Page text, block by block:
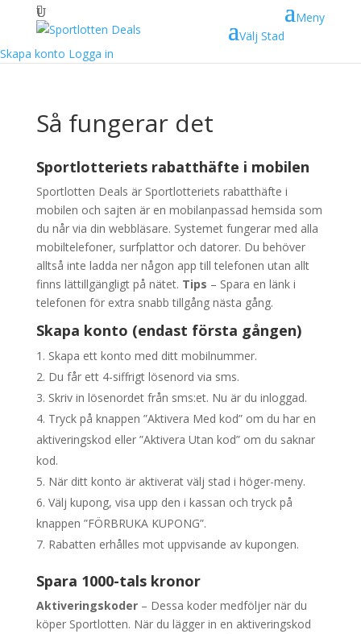
Meny
Välj Stad
Skapa konto Logga in
Så fungerar det
Sportlotteriets rabatthäfte i mobilen
Sportlotten Deals är Sportlotteriets rabatthäfte i
mobilen och sajten är en mobilanpassad hemsida som
du når via din webbläsare. Systemet fungerar med alla
mobiltelefoner, surfplattor och datorer. Du behöver
alltså inte ladda ner någon app till telefonen utan allt
finns lättillgängligt på nätet. Tips – Spara en länk i
telefonen för extra snabb tillgång nästa gång.
Skapa konto (endast första gången)
Skapa ett konto med ditt mobilnummer.
Du får ett 4-siffrigt lösenord via sms.
Skriv in lösenordet från sms:et. Nu är du inloggad.
Tryck på knappen ”Aktivera Med kod” om du har en
aktiveringskod eller ”Aktivera Utan kod” om du saknar
kod.
När ditt konto är aktiverat välj stad i höger-meny.
Välj kupong, visa upp den i kassan och tryck på
knappen ”FÖRBRUKA KUPONG”.
Rabatten erhålles mot uppvisande av kupongen.
Spara 1000-tals kronor
Aktiveringskoder– Dessa koder medföljer när du
köper Sportlotten. När du lägger in en aktiveringskod